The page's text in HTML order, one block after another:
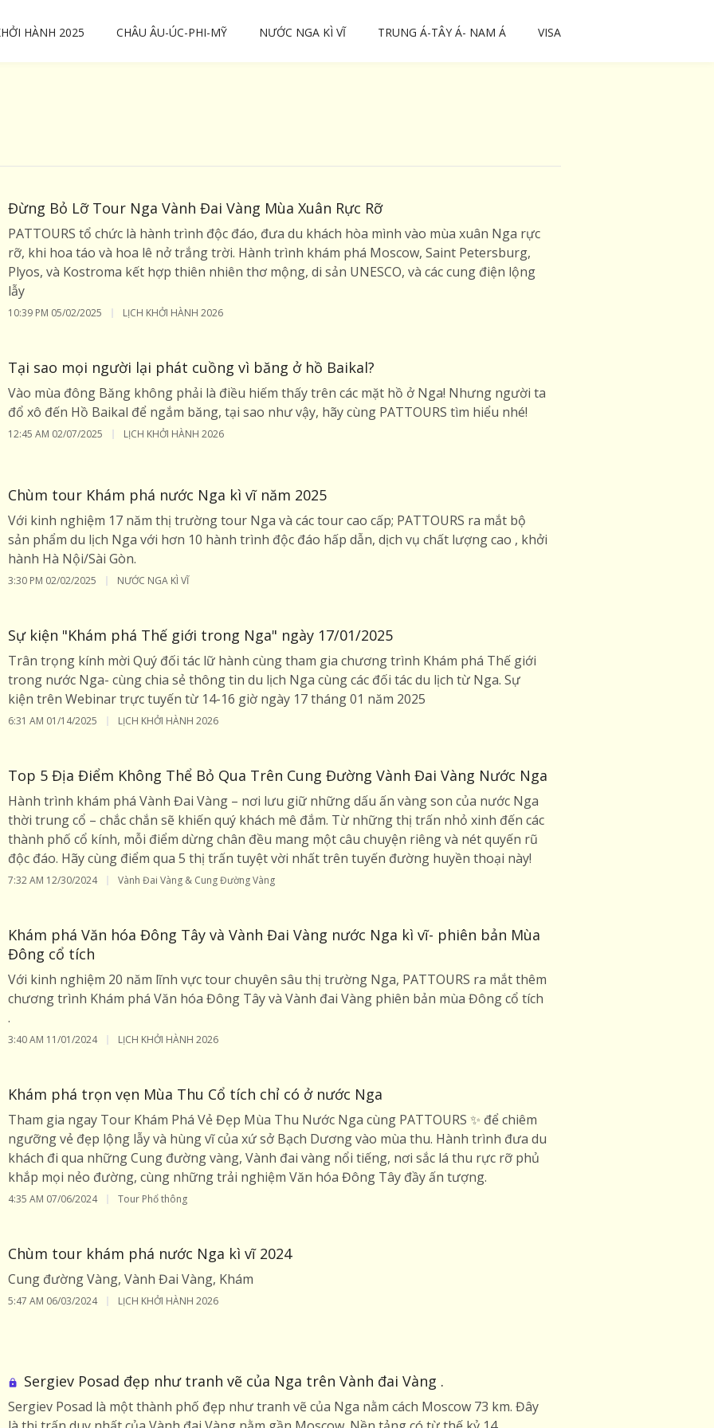
HÀNH 2025 CHÂU ÂU-ÚC-PHI-MỸ NƯỚC NGA KÌ VĨ TRUNG Á-TÂY Á- NAM Á VISA
Đừng Bỏ Lỡ Tour Nga Vành Đai Vàng Mùa Xuân Rực Rỡ
PATTOURS tổ chức là hành trình độc đáo, đưa du khách hòa mình vào mùa xuân Nga rực
rỡ, khi hoa táo và hoa lê nở trắng trời. Hành trình khám phá Moscow, Saint Petersburg,
Plyos, và Kostroma kết hợp thiên nhiên thơ mộng, di sản UNESCO, và các cung điện lộng
lẫy
10:39 PM 05/02/2025 LỊCH KHỞI HÀNH 2026
Tại sao mọi người lại phát cuồng vì băng ở hồ Baikal?
Vào mùa đông Băng không phải là điều hiếm thấy trên các mặt hồ ở Nga! Nhưng người ta
đổ xô đến Hồ Baikal để ngắm băng, tại sao như vậy, hãy cùng PATTOURS tìm hiểu nhé!
12:45 AM 02/07/2025 LỊCH KHỞI HÀNH 2026
Chùm tour Khám phá nước Nga kì vĩ năm 2025
Với kinh nghiệm 17 năm thị trường tour Nga và các tour cao cấp; PATTOURS ra mắt bộ
sản phẩm du lịch Nga với hơn 10 hành trình độc đáo hấp dẫn, dịch vụ chất lượng cao , khởi
hành Hà Nội/Sài Gòn.
3:30 PM 02/02/2025 NƯỚC NGA KÌ VĨ
Sự kiện "Khám phá Thế giới trong Nga" ngày 17/01/2025
Trân trọng kính mời Quý đối tác lữ hành cùng tham gia chương trình Khám phá Thế giới
trong nước Nga- cùng chia sẻ thông tin du lịch Nga cùng các đối tác du lịch từ Nga. Sự
kiện trên Webinar trực tuyến từ 14-16 giờ ngày 17 tháng 01 năm 2025
6:31 AM 01/14/2025 LỊCH KHỞI HÀNH 2026
Top 5 Địa Điểm Không Thể Bỏ Qua Trên Cung Đường Vành Đai Vàng Nước Nga
Hành trình khám phá Vành Đai Vàng – nơi lưu giữ những dấu ấn vàng son của nước Nga
thời trung cổ – chắc chắn sẽ khiến quý khách mê đắm. Từ những thị trấn nhỏ xinh đến các
thành phố cổ kính, mỗi điểm dừng chân đều mang một câu chuyện riêng và nét quyến rũ
độc đáo. Hãy cùng điểm qua 5 thị trấn tuyệt vời nhất trên tuyến đường huyền thoại này!
7:32 AM 12/30/2024 Vành Đai Vàng & Cung Đường Vàng
Khám phá Văn hóa Đông Tây và Vành Đai Vàng nước Nga kì vĩ- phiên bản Mùa
Đông cổ tích
Với kinh nghiệm 20 năm lĩnh vực tour chuyên sâu thị trường Nga, PATTOURS ra mắt thêm
chương trình Khám phá Văn hóa Đông Tây và Vành đai Vàng phiên bản mùa Đông cổ tích
.
3:40 AM 11/01/2024 LỊCH KHỞI HÀNH 2026
Khám phá trọn vẹn Mùa Thu Cổ tích chỉ có ở nước Nga
Tham gia ngay Tour Khám Phá Vẻ Đẹp Mùa Thu Nước Nga cùng PATTOURS ✨ để chiêm
ngưỡng vẻ đẹp lộng lẫy và hùng vĩ của xứ sở Bạch Dương vào mùa thu. Hành trình đưa du
khách đi qua những Cung đường vàng, Vành đai vàng nổi tiếng, nơi sắc lá thu rực rỡ phủ
khắp mọi nẻo đường, cùng những trải nghiệm Văn hóa Đông Tây đầy ấn tượng.
4:35 AM 07/06/2024 Tour Phổ thông
Chùm tour khám phá nước Nga kì vĩ 2024
Cung đường Vàng, Vành Đai Vàng, Khám
5:47 AM 06/03/2024 LỊCH KHỞI HÀNH 2026
Sergiev Posad đẹp như tranh vẽ của Nga trên Vành đai Vàng .
Sergiev Posad là một thành phố đẹp như tranh vẽ của Nga nằm cách Moscow 73 km. Đây